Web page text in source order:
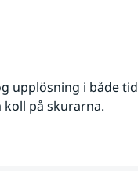
upplösning i både tid
på skurarna.